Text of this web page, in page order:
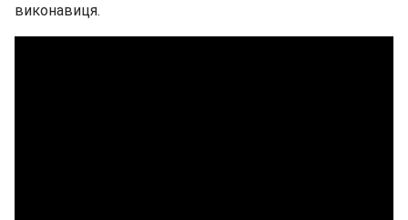
виконавиця.